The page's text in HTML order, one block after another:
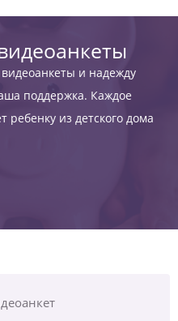
и надежду
поддержка. Каждое
из детского дома